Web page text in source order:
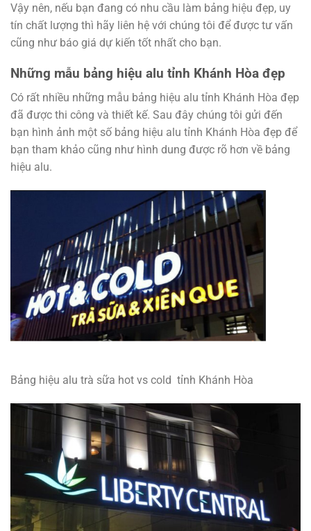
Vậy nên, nếu bạn đang có nhu cầu làm bảng hiệu đẹp, uy
tín chất lượng thì hãy liên hệ với chúng tôi để được tư vấn
cũng như báo giá dự kiến tốt nhất cho bạn.
Những mẫu bảng hiệu alu tỉnh Khánh Hòa đẹp
Có rất nhiều những mẫu bảng hiệu alu tỉnh Khánh Hòa đẹp
đã được thi công và thiết kế. Sau đây chúng tôi gửi đến
bạn hình ảnh một số bảng hiệu alu tỉnh Khánh Hòa đẹp để
bạn tham khảo cũng như hình dung được rõ hơn về bảng
hiệu alu.
Bảng hiệu alu trà sữa hot vs cold tỉnh Khánh Hòa